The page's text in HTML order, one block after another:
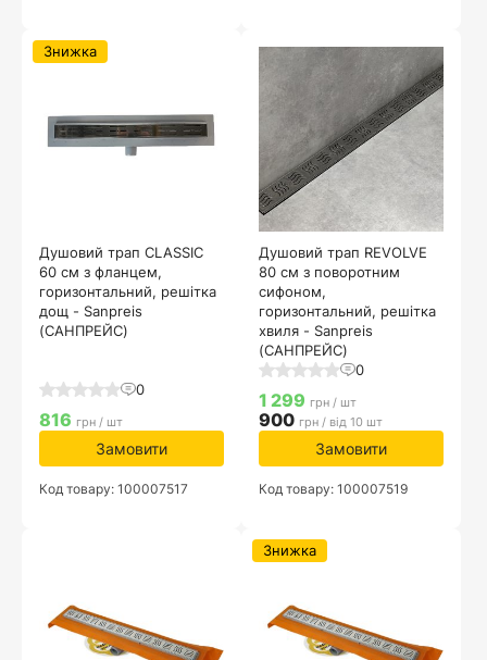
Душовий трап CLASSIC
60 см з фланцем,
горизонтальний, решітка
дощ - Sanpreis
(САНПРЕЙС)
0
Знижка
816 грн / шт
Замовити
Код товару: 100007517
Душовий трап REVOLVE
80 см з поворотним
сифоном,
горизонтальний, решітка
хвиля - Sanpreis
(САНПРЕЙС)
0
1 299 грн / шт
900 грн / від 10 шт
Замовити
Код товару: 100007519
Знижка